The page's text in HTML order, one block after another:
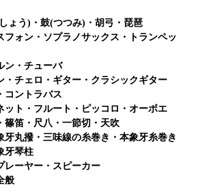
しょう) ・鼓(つつみ) ・胡弓・琵琶
フォン・ソプラノサックス・トランペッ
ン・チューバ
・チェロ・ギター・クラシックギター
コントラバス
ット・フルート・ピッコロ・オーボエ
篠笛・尺八・一節切・天吹
牙丸撥・三味線の糸巻き・本象牙糸巻き
牙琴柱
レーヤー・スピーカー
般